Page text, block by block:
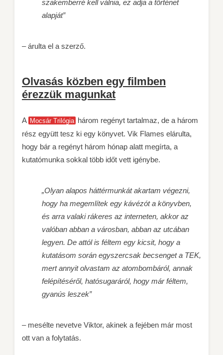
szakemberré kell válnia, ez adja a történet
alapját”
– árulta el a szerző.
Olvasás közben egy filmben
érezzük magunkat
A Mocsár Trilógia három regényt tartalmaz, de a három
rész együtt tesz ki egy könyvet. Vik Flames elárulta,
hogy bár a regényt három hónap alatt megírta, a
kutatómunka sokkal több időt vett igénybe.
„Olyan alapos háttérmunkát akartam végezni,
hogy ha megemlítek egy kávézót a könyvben,
és arra valaki rákeres az interneten, akkor az
valóban abban a városban, abban az utcában
legyen. De attól is féltem egy kicsit, hogy a
kutatásom során egyszercsak becsenget a TEK,
mert annyit olvastam az atombombáról, annak
felépítéséről, hatósugaráról, hogy már féltem,
gyanús leszek”
– mesélte nevetve Viktor, akinek a fejében már most
ott van a folytatás.